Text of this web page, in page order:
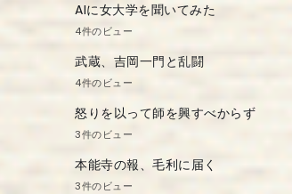
AIに女大学を聞いてみた
4件のビュー
武蔵、吉岡一門と乱闘
4件のビュー
怒りを以って師を興すべからず
3件のビュー
本能寺の報、毛利に届く
3件のビュー